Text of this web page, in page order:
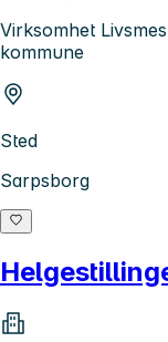
Virksomhet
kommune
Sted
Sarpsborg